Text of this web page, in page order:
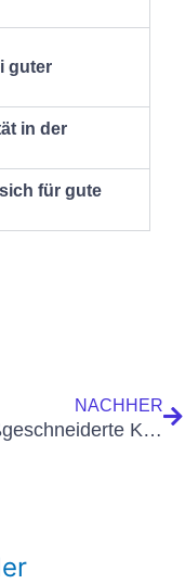
guter
in der
für gute
NACHHER
Maßgeschneiderte KI-Lösungen: Wie Custom ChatGPT & Personal AI den digitalen Wandel vorantreiben